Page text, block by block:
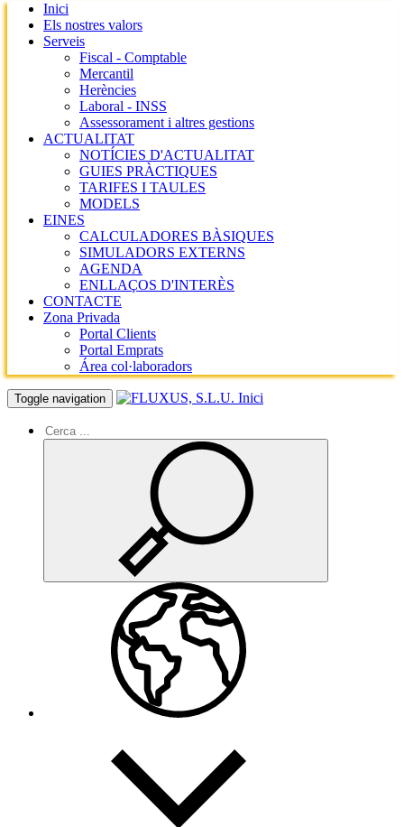
Inici
Els nostres valors
Serveis
Fiscal - Comptable
Mercantil
Herències
Laboral - INSS
Assessorament i altres gestions
ACTUALITAT
NOTÍCIES D'ACTUALITAT
GUIES PRÀCTIQUES
TARIFES I TAULES
MODELS
EINES
CALCULADORES BÀSIQUES
SIMULADORS EXTERNS
AGENDA
ENLLAÇOS D'INTERÈS
CONTACTE
Zona Privada
Portal Clients
Portal Emprats
Área col·laboradors
Toggle navigation Inici